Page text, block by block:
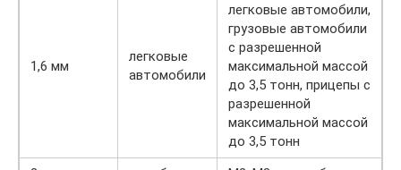
1,6 мм
легковые
автомобили
легковые автомобили,
грузовые автомобили
с разрешенной
максимальной массой
до 3,5 тонн, прицепы с
разрешенной
максимальной массой
до 3,5 тонн